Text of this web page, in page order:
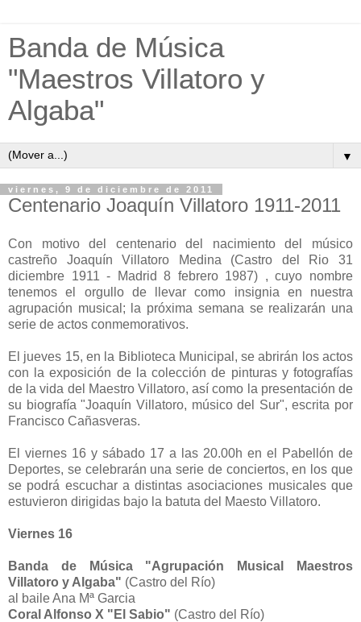
Banda de Música
"Maestros Villatoro y
Algaba"
▼
viernes, 9 de diciembre de 2011
Centenario Joaquín Villatoro 1911-2011
Con motivo del centenario del nacimiento del músico
castreño Joaquín Villatoro Medina (Castro del Rio 31
diciembre 1911 - Madrid 8 febrero 1987) , cuyo nombre
tenemos el orgullo de llevar como insignia en nuestra
agrupación musical; la próxima semana se realizarán una
serie de actos conmemorativos.
El jueves 15, en la Biblioteca Municipal, se abrirán los actos
con la exposición de la colección de pinturas y fotografías
de la vida del Maestro Villatoro, así como la presentación de
su biografía "Joaquín Villatoro, músico del Sur", escrita por
Francisco Cañasveras.
El viernes 16 y sábado 17 a las 20.00h en el Pabellón de
Deportes, se celebrarán una serie de conciertos, en los que
se podrá escuchar a distintas asociaciones musicales que
estuvieron dirigidas bajo la batuta del Maesto Villatoro.
Viernes 16
Banda de Música "Agrupación Musical Maestros
Villatoro y Algaba" (Castro del Río)
al baile Ana Mª Garcia
Coral Alfonso X "El Sabio" (Castro del Río)